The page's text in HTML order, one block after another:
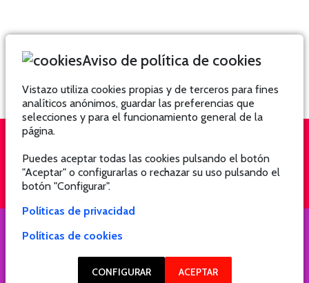
QUIÉNES SOMOS SUSCRÍBETE
Aviso de política de cookies
Vistazo utiliza cookies propias y de terceros para fines
analíticos anónimos, guardar las preferencias que
selecciones y para el funcionamiento general de la
página.
Puedes aceptar todas las cookies pulsando el botón
"Aceptar" o configurarlas o rechazar su uso pulsando el
botón "Configurar".
Políticas de privacidad
Políticas de cookies
CONFIGURAR ACEPTAR